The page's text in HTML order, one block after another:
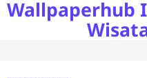
Skip
Wallpaperhub